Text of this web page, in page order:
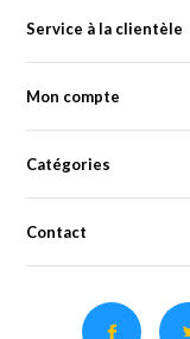
Service à la clientèle
Mon compte
Catégories
Contact